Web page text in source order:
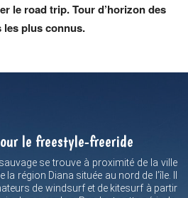
le road trip. Tour d’horizon des
les plus connus.
le freestyle-freeride
se trouve à proximité de la ville
la région Diana située au nord de l’île. Il
de windsurf et de kitesurf à partir